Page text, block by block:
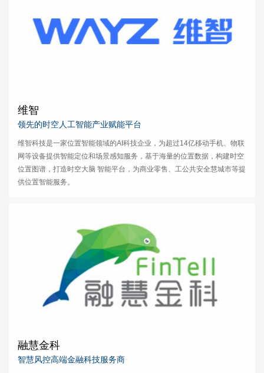
维智
领先的时空人工智能产业赋能平台
维智科技是一家位置智能领域的AI科技企业，为超过14亿移动手机、物联
网等设备提供智能定位和场景感知服务，基于海量的位置数据，构建时空
位置图谱，打造时空大脑 智能平台，为商业零售、工公共安全慧城市等提
供位置智能服务。
融慧金科
智慧风控高端金融科技服务商